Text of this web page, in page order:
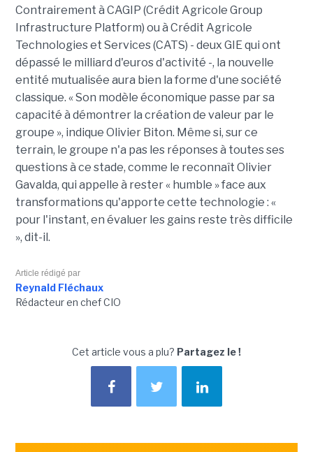
Contrairement à CAGIP (Crédit Agricole Group
Infrastructure Platform) ou à Crédit Agricole
Technologies et Services (CATS) - deux GIE qui ont
dépassé le milliard d'euros d'activité -, la nouvelle
entité mutualisée aura bien la forme d'une société
classique. « Son modèle économique passe par sa
capacité à démontrer la création de valeur par le
groupe », indique Olivier Biton. Même si, sur ce
terrain, le groupe n'a pas les réponses à toutes ses
questions à ce stade, comme le reconnaît Olivier
Gavalda, qui appelle à rester « humble » face aux
transformations qu'apporte cette technologie : «
pour l'instant, en évaluer les gains reste très difficile
», dit-il.
Article rédigé par
Reynald Fléchaux
Rédacteur en chef CIO
Cet article vous a plu? Partagez le !